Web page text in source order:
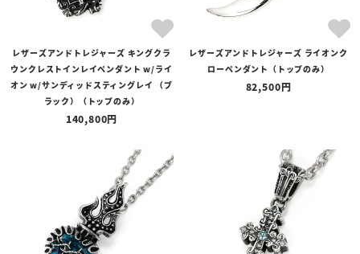
レザーズアンドトレジャーズ キングクラ
ウンクレストインレイペンダント w/ライ
オン w/サンディッドスティングレイ （ブ
ラック）（トップのみ）
140,800
レザーズアンドトレジャーズ ライオンク
ローペンダント（トップのみ）
82,500